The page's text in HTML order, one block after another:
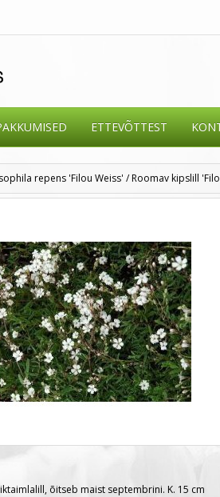
ETTEVÕTTEST
repens 'Filou Weiss' / Roomav kipslill
õitseb maist septembrini. K. 15 cm